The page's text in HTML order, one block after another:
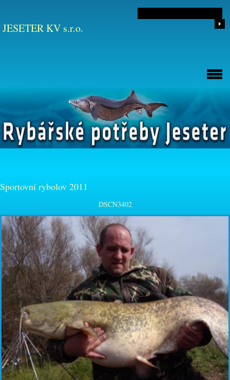
JESETER KV s.r.o.
Sportovní rybolov 2011
DSCN3402